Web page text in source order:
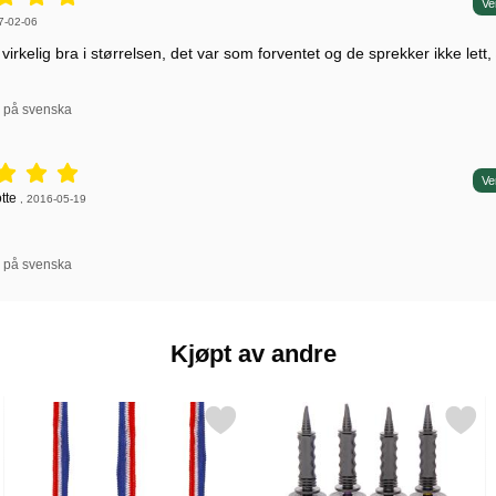
stjerne av 5,
av:
02-06
bra i størrelsen, det var som forventet og de sprekker ikke lett,
svenska
stjerne av 5,
2016-05-19
svenska
Kjøpt av andre
Konfetti som favorittMerk gullmedalje Plast som favoritt Merk ballongpumpe